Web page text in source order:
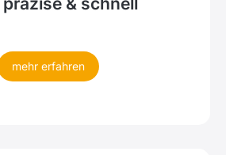
mehr erfahren